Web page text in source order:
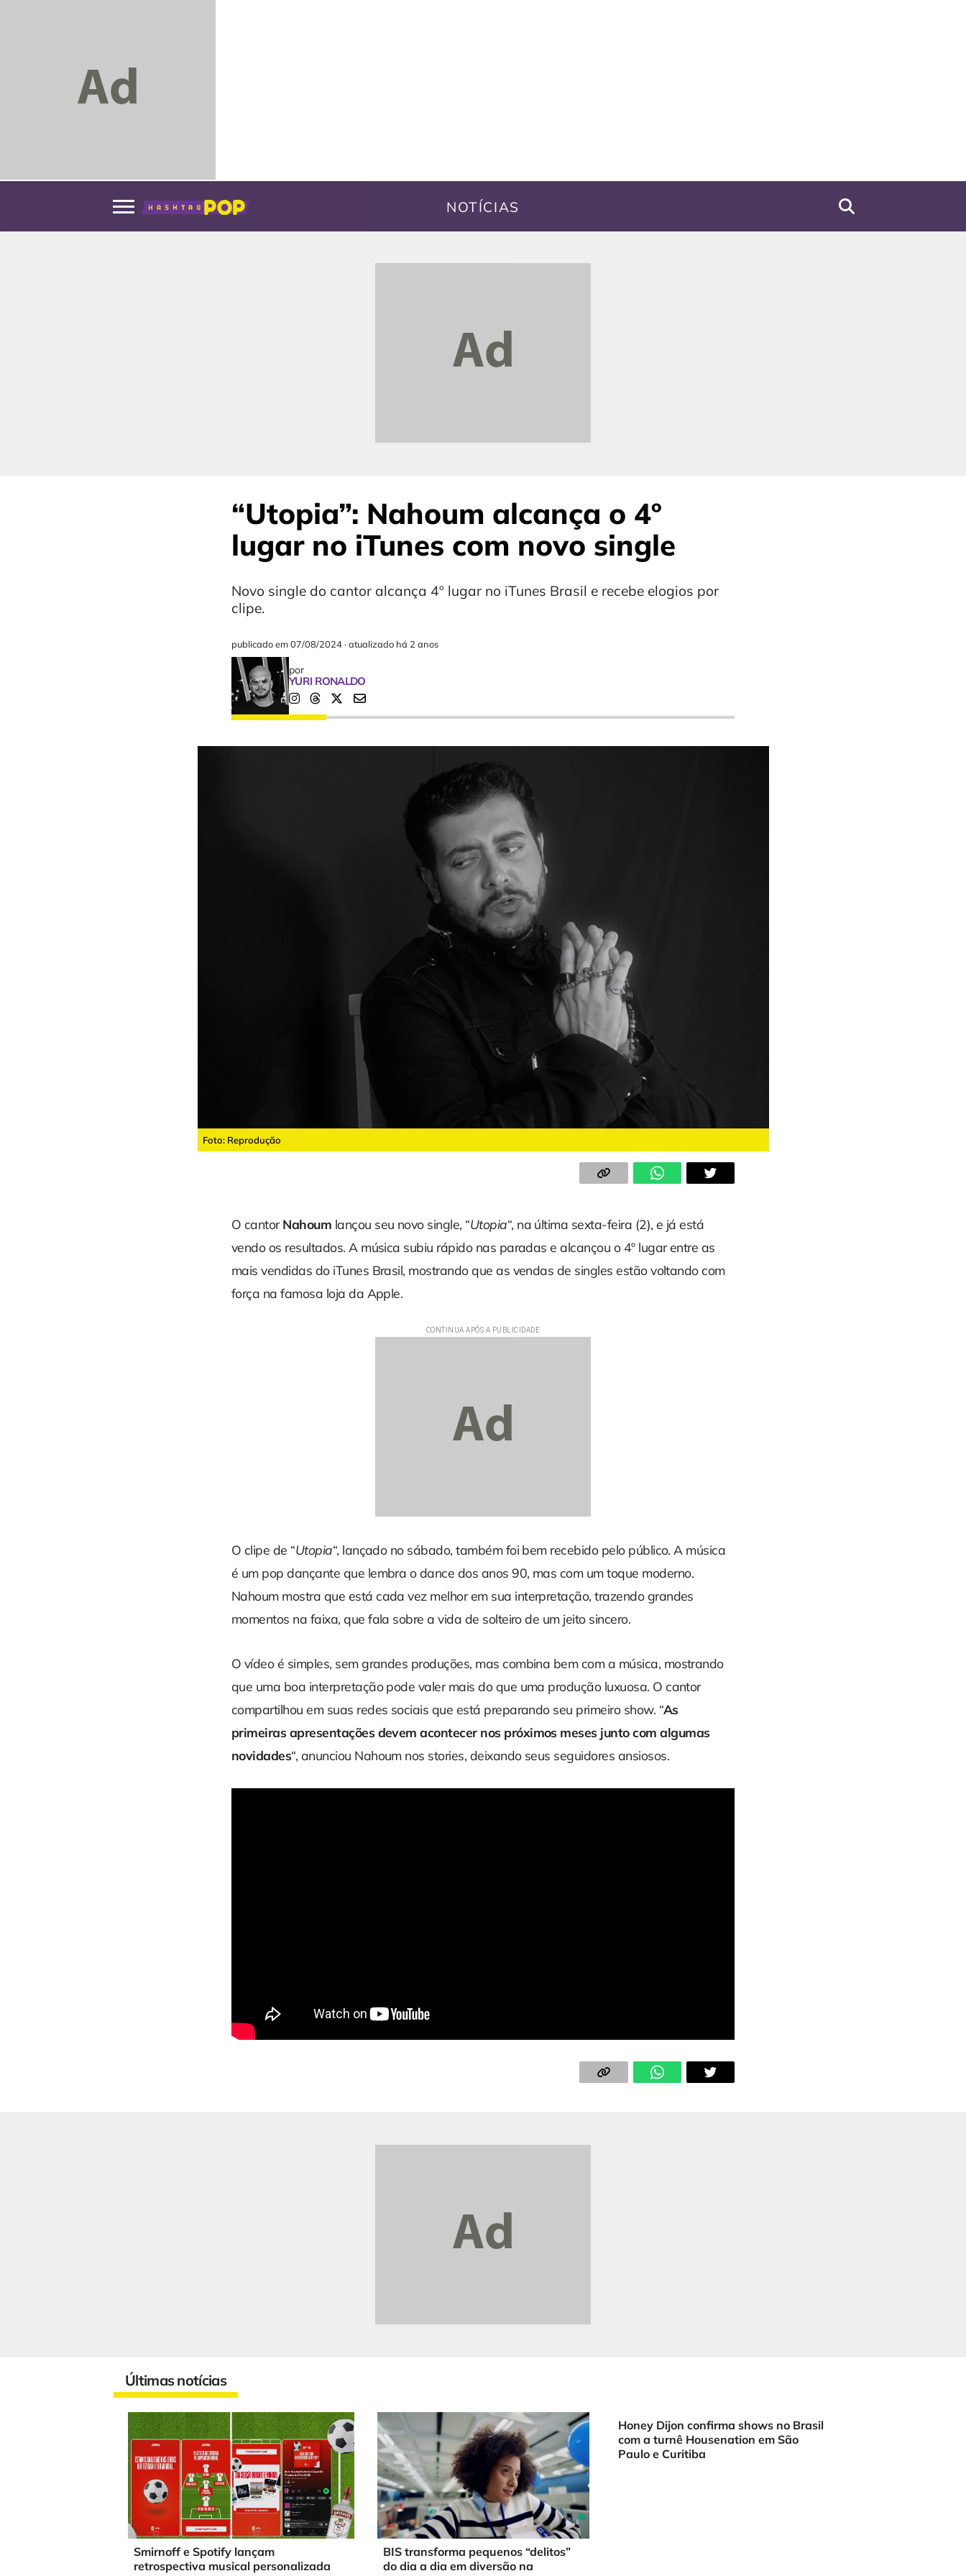
NOTÍCIAS
“Utopia”: Nahoum alcança o 4º
lugar no iTunes com novo single
Novo single do cantor alcança 4º lugar no iTunes Brasil e recebe elogios por
clipe.
publicado em07/08/2024·atualizado há 2 anos
por
YURI RONALDO
Foto: Reprodução
O cantorNahoum lançou seu novo single, “Utopia“, na última sexta-feira (2), e já está
vendo os resultados. A música subiu rápido nas paradas e alcançou o 4º lugar entre as
mais vendidas do iTunes Brasil, mostrando que as vendas de singles estão voltando com
força na famosa loja da Apple.
O clipe de “Utopia“, lançado no sábado, também foi bem recebido pelo público. A música
é um pop dançante que lembra o dance dos anos 90, mas com um toque moderno.
Nahoum mostra que está cada vez melhor em sua interpretação, trazendo grandes
momentos na faixa, que fala sobre a vida de solteiro de um jeito sincero.
O vídeo é simples, sem grandes produções, mas combina bem com a música, mostrando
que uma boa interpretação pode valer mais do que uma produção luxuosa. O cantor
compartilhou em suas redes sociais que está preparando seu primeiro show. “As
primeiras apresentações devem acontecer nos próximos meses junto com algumas
novidades“, anunciou Nahoum nos stories, deixando seus seguidores ansiosos.
Últimas notícias
Smirnoff e Spotify lançam
retrospectiva musical personalizada
BIS transforma pequenos “delitos”
do dia a dia em diversão na
Honey Dijon confirma shows no Brasil
com a turnê Housenation em São
Paulo e Curitiba